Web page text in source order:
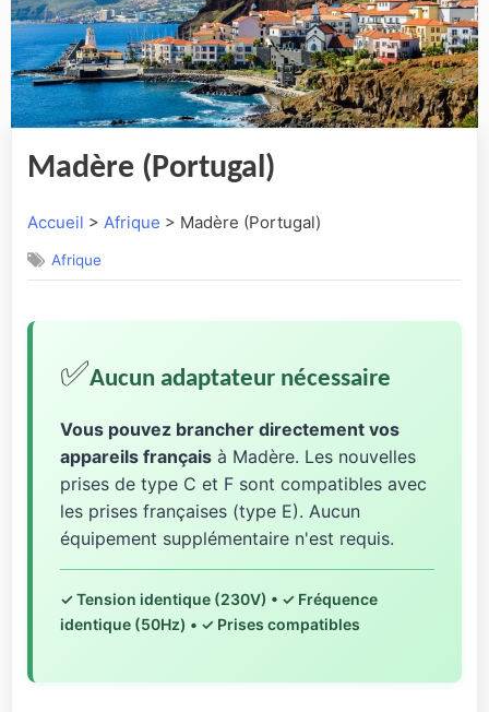
Madère (Portugal)
Accueil > Afrique > Madère (Portugal)
Afrique
✅Aucun adaptateur nécessaire
Vous pouvez brancher directement vos
appareils français à Madère. Les nouvelles
prises de type C et F sont compatibles avec
les prises françaises (type E). Aucun
équipement supplémentaire n'est requis.
✓ Tension identique (230V) • ✓ Fréquence
identique (50Hz) • ✓ Prises compatibles